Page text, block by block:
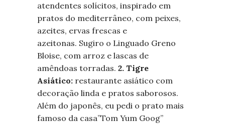
atendentes solícitos, inspirado em
pratos do mediterrâneo, com peixes,
azeites, ervas frescas e
azeitonas. Sugiro o Linguado Greno
Bloise, com arroz e lascas de
amêndoas torradas. 2. Tigre
Asiático: restaurante asiático com
decoração linda e pratos saborosos.
Além do japonês, eu pedi o prato mais
famoso da casa”Tom Yum Goog”